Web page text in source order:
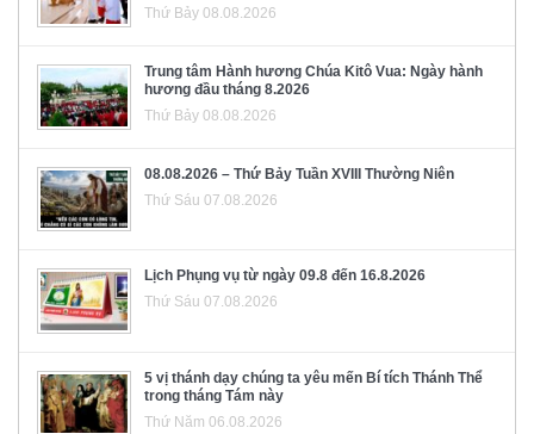
Thứ Bảy 08.08.2026
Trung tâm Hành hương Chúa Kitô Vua: Ngày hành
hương đầu tháng 8.2026
Thứ Bảy 08.08.2026
08.08.2026 – Thứ Bảy Tuần XVIII Thường Niên
Thứ Sáu 07.08.2026
Lịch Phụng vụ từ ngày 09.8 đến 16.8.2026
Thứ Sáu 07.08.2026
5 vị thánh dạy chúng ta yêu mến Bí tích Thánh Thể
trong tháng Tám này
Thứ Năm 06.08.2026